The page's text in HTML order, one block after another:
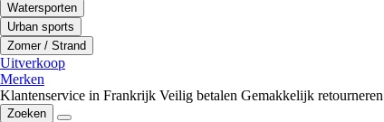
Watersporten
Urban sports
Zomer / Strand
Uitverkoop
Merken
Klantenservice in Frankrijk Veilig betalen Gemakkelijk retourneren
Zoeken